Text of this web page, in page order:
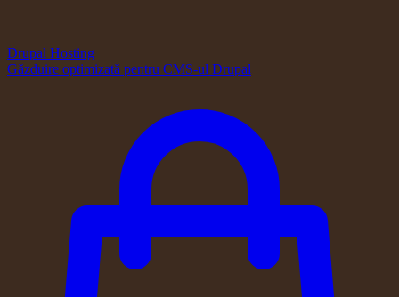
Drupal Hosting
Găzduire optimizată pentru CMS-ul Drupal